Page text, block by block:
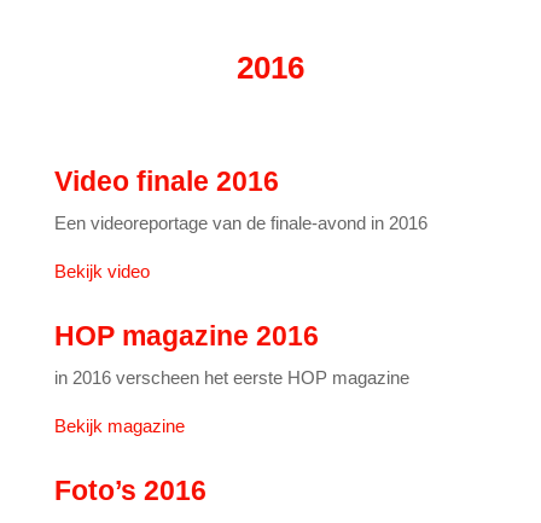
2016
Video finale 2016
Een videoreportage van de finale-avond in 2016
Bekijk video
HOP magazine 2016
in 2016 verscheen het eerste HOP magazine
Bekijk magazine
Foto’s 2016